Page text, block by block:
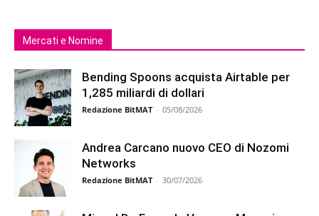
Mercati e Nomine
Bending Spoons acquista Airtable per
1,285 miliardi di dollari
Redazione BitMAT - 05/08/2026
Andrea Carcano nuovo CEO di Nozomi
Networks
Redazione BitMAT - 30/07/2026